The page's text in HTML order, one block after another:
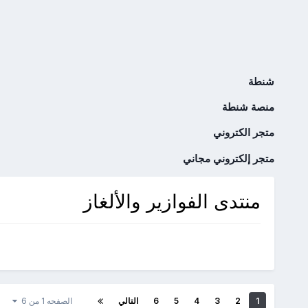
شنطة
منصة شنطة
متجر الكتروني
متجر إلكتروني مجاني
منتدى الفوازير والألغاز
1
2
3
4
5
6 التالي الصفحه 1 من 6